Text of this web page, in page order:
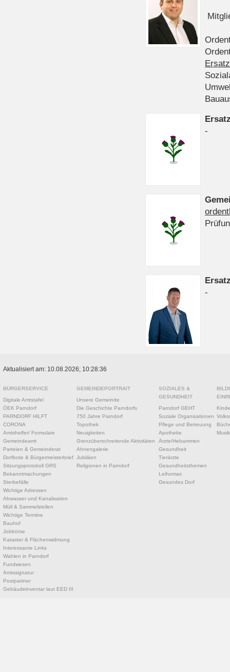
-
-
Aktualisiert am: 10.08.2026; 10:28:36
BÜRGERSERVICE
Digitale Amtstafel
ÖEK Parndorf
PARNDORF HILFT
CORONA
Amtshelfer/ Formulare
Gemeindeamt
Parteien & Gemeinderat
Dorfbote & Bürgermeisterbrief
Sitzungsprotokoll GRS
Bekanntmachungen
Sterbefälle
Wichtige Adressen
Abwasser und Kanalisation
Müll & Sammelstellen
Wichtige Termine
Bauhof
Jobbörse
Kataster & Flächenwidmung
Interessante Links
Wahlen in Parndorf
Fundwesen
Amtssignatur
Postpartner
Gebäudeinventar laut EED III
GEMEINDEPORTRAIT
Unsere Gemeinde
Die Geschichte Parndorfs
750 Jahre Parndorf
Topothek
Neuigkeiten
Grenzüberschreitende Aktivitäten
Ahnengalerie
Jubiläen
Religionen in Parndorf
SOZIALES &
GESUNDHEIT
Parndorf GEHT
Soziale Organisationen
Pflege und Betreuung
Apotheke
Ärzte/Hebammen
Gesundheit
Tierärzte
Gesundheitsthemen
Leihomas
Gesundes Dorf